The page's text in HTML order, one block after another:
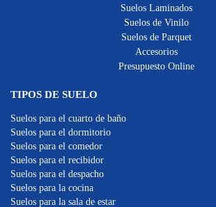
Suelos Laminados
Suelos de Vinilo
Suelos de Parquet
Accesorios
Presupuesto Online
TIPOS DE SUELO
Suelos para el cuarto de baño
Suelos para el dormitorio
Suelos para el comedor
Suelos para el recibidor
Suelos para el despacho
Suelos para la cocina
Suelos para la sala de estar